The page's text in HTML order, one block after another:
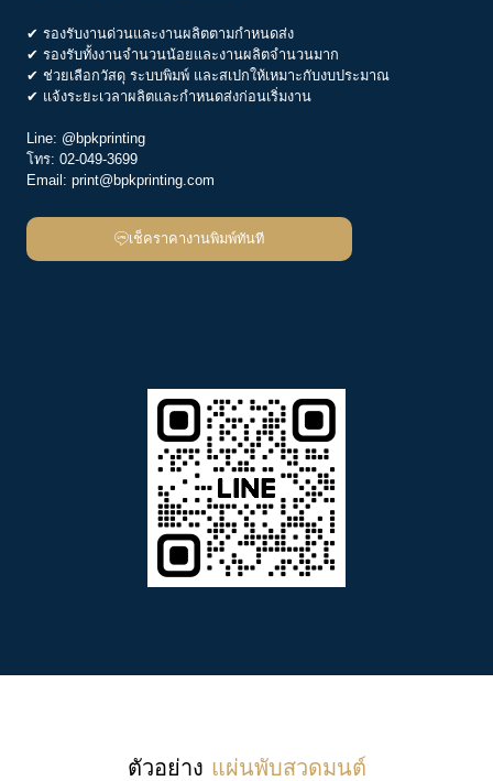
✔ รองรับงานด่วนและงานผลิตตามกำหนดส่ง
✔ รองรับทั้งงานจำนวนน้อยและงานผลิตจำนวนมาก
✔ ช่วยเลือกวัสดุ ระบบพิมพ์ และสเปกให้เหมาะกับงบประมาณ
✔ แจ้งระยะเวลาผลิตและกำหนดส่งก่อนเริ่มงาน
Line: @bpkprinting
โทร: 02-049-3699
Email: print@bpkprinting.com
เช็คราคางานพิมพ์ทันที
ตัวอย่าง แผ่นพับสวดมนต์